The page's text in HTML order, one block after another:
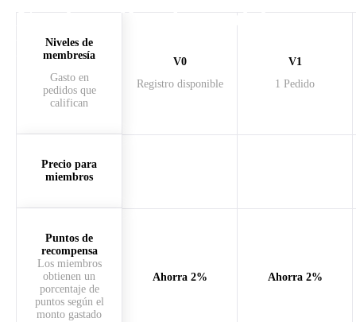
Niveles y Beneficios del
Programa
Niveles de
membresía
Gasto en
pedidos que
califican
V0
Registro disponible
V1
1 Pedido
Precio para
miembros
Puntos de
recompensa
Los miembros
obtienen un
porcentaje de
puntos según el
monto gastado
Ahorra 2% Ahorra 2%